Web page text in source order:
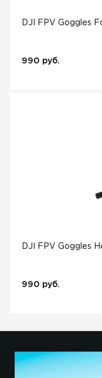
DJI FPV Goggles
990 руб.
DJI FPV Goggles
990 руб.